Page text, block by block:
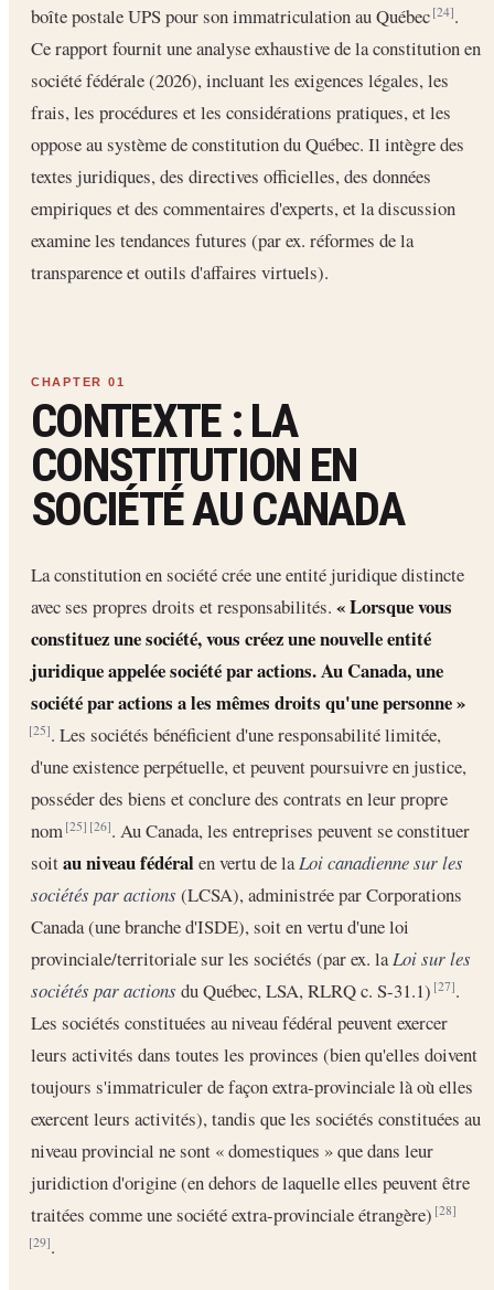
boîte postale UPS pour son immatriculation au Québec[24].
Ce rapport fournit une analyse exhaustive de la constitution en
société fédérale (2026), incluant les exigences légales, les
frais, les procédures et les considérations pratiques, et les
oppose au système de constitution du Québec. Il intègre des
textes juridiques, des directives officielles, des données
empiriques et des commentaires d'experts, et la discussion
examine les tendances futures (par ex. réformes de la
transparence et outils d'affaires virtuels).
CONTEXTE : LA
CONSTITUTION EN
SOCIÉTÉ AU CANADA
La constitution en société crée une entité juridique distincte
avec ses propres droits et responsabilités. « Lorsque vous
constituez une société, vous créez une nouvelle entité
juridique appelée société par actions. Au Canada, une
société par actions a les mêmes droits qu'une personne »
[25]. Les sociétés bénéficient d'une responsabilité limitée,
d'une existence perpétuelle, et peuvent poursuivre en justice,
posséder des biens et conclure des contrats en leur propre
nom[25] [26]. Au Canada, les entreprises peuvent se constituer
soitau niveau fédéralen vertu de laLoi canadienne sur les
sociétés par actions (LCSA), administrée par Corporations
Canada (une branche d'ISDE), soit en vertu d'une loi
provinciale/territoriale sur les sociétés (par ex. laLoi sur les
sociétés par actions du Québec, LSA, RLRQ c. S-31.1)[27].
Les sociétés constituées au niveau fédéral peuvent exercer
leurs activités dans toutes les provinces (bien qu'elles doivent
toujours s'immatriculer de façon extra-provinciale là où elles
exercent leurs activités), tandis que les sociétés constituées au
niveau provincial ne sont « domestiques » que dans leur
juridiction d'origine (en dehors de laquelle elles peuvent être
traitées comme une société extra-provinciale étrangère)[28]
[29].